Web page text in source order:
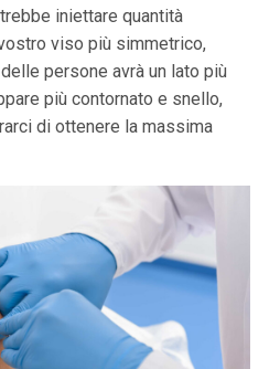
iniettare quantità
viso più simmetrico,
persone avrà un lato più
più contornato e snello,
di ottenere la massima